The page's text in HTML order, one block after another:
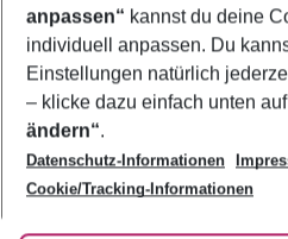
Footer
Footer navigation
Über uns
AGB
Bestpreisgarantie
Cookie-Einstellungen ändern
Cookie-Richtlinie
Agenturbetreuung
Barrierefreies Reisen
Folge uns
anpassen“ kannst du deine
individuell anpassen. Du
Einstellungen natürlich
– klicke dazu einfach unten auf
ändern“.
Datenschutz-Informationen
Cookie/Tracking-Informationen